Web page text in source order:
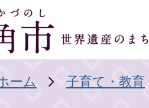
ーム 子育て・教育